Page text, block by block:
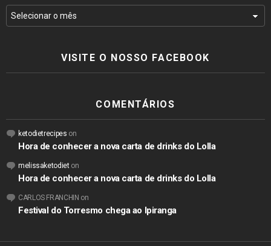
VISITE O NOSSO FACEBOOK
COMENTÁRIOS
ketodietrecipes on
Hora de conhecer a nova carta de drinks do Lolla
melissaketodieton
Hora de conhecer a nova carta de drinks do Lolla
CARLOS FRANCHIN on
Festival do Torresmo chega ao Ipiranga